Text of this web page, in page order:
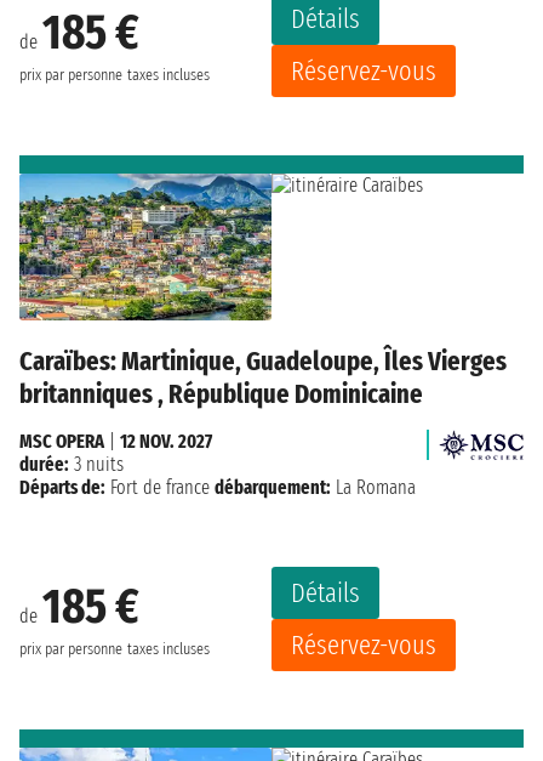
de 185 €
prix par personne taxes incluses
Détails
Réservez-vous
Caraïbes: Martinique, Guadeloupe, Îles Vierges
britanniques , République Dominicaine
de 185 €
prix par personne taxes incluses
Détails
Réservez-vous
MSC OPERA| 12 NOV. 2027
durée: 3 nuits
Départs de: Fort de france débarquement: La Romana